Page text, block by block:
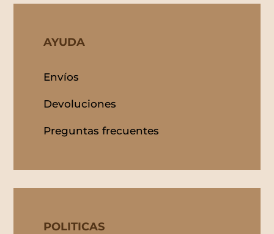
AYUDA
Envíos
Devoluciones
Preguntas frecuentes
POLITICAS